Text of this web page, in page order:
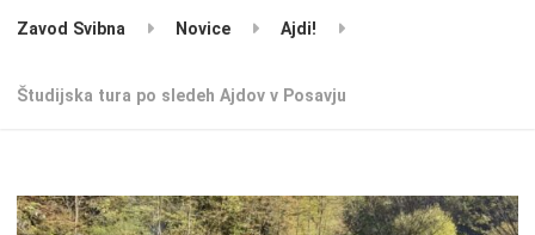
Zavod Svibna Novice Ajdi!
Študijska tura po sledeh Ajdov v Posavju